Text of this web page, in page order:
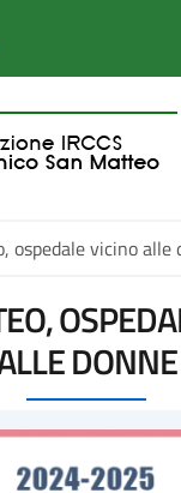
ospedale vicino alle
DONNE